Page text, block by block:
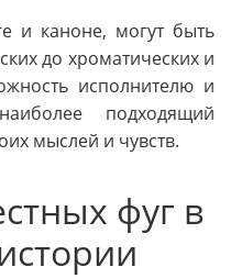
и каноне, могут быть
до хроматических и
исполнителю и
подходящий
мыслей и чувств.
фуг в